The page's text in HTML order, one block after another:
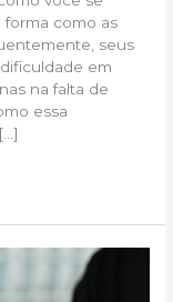
como as
seus
em
na falta de
essa